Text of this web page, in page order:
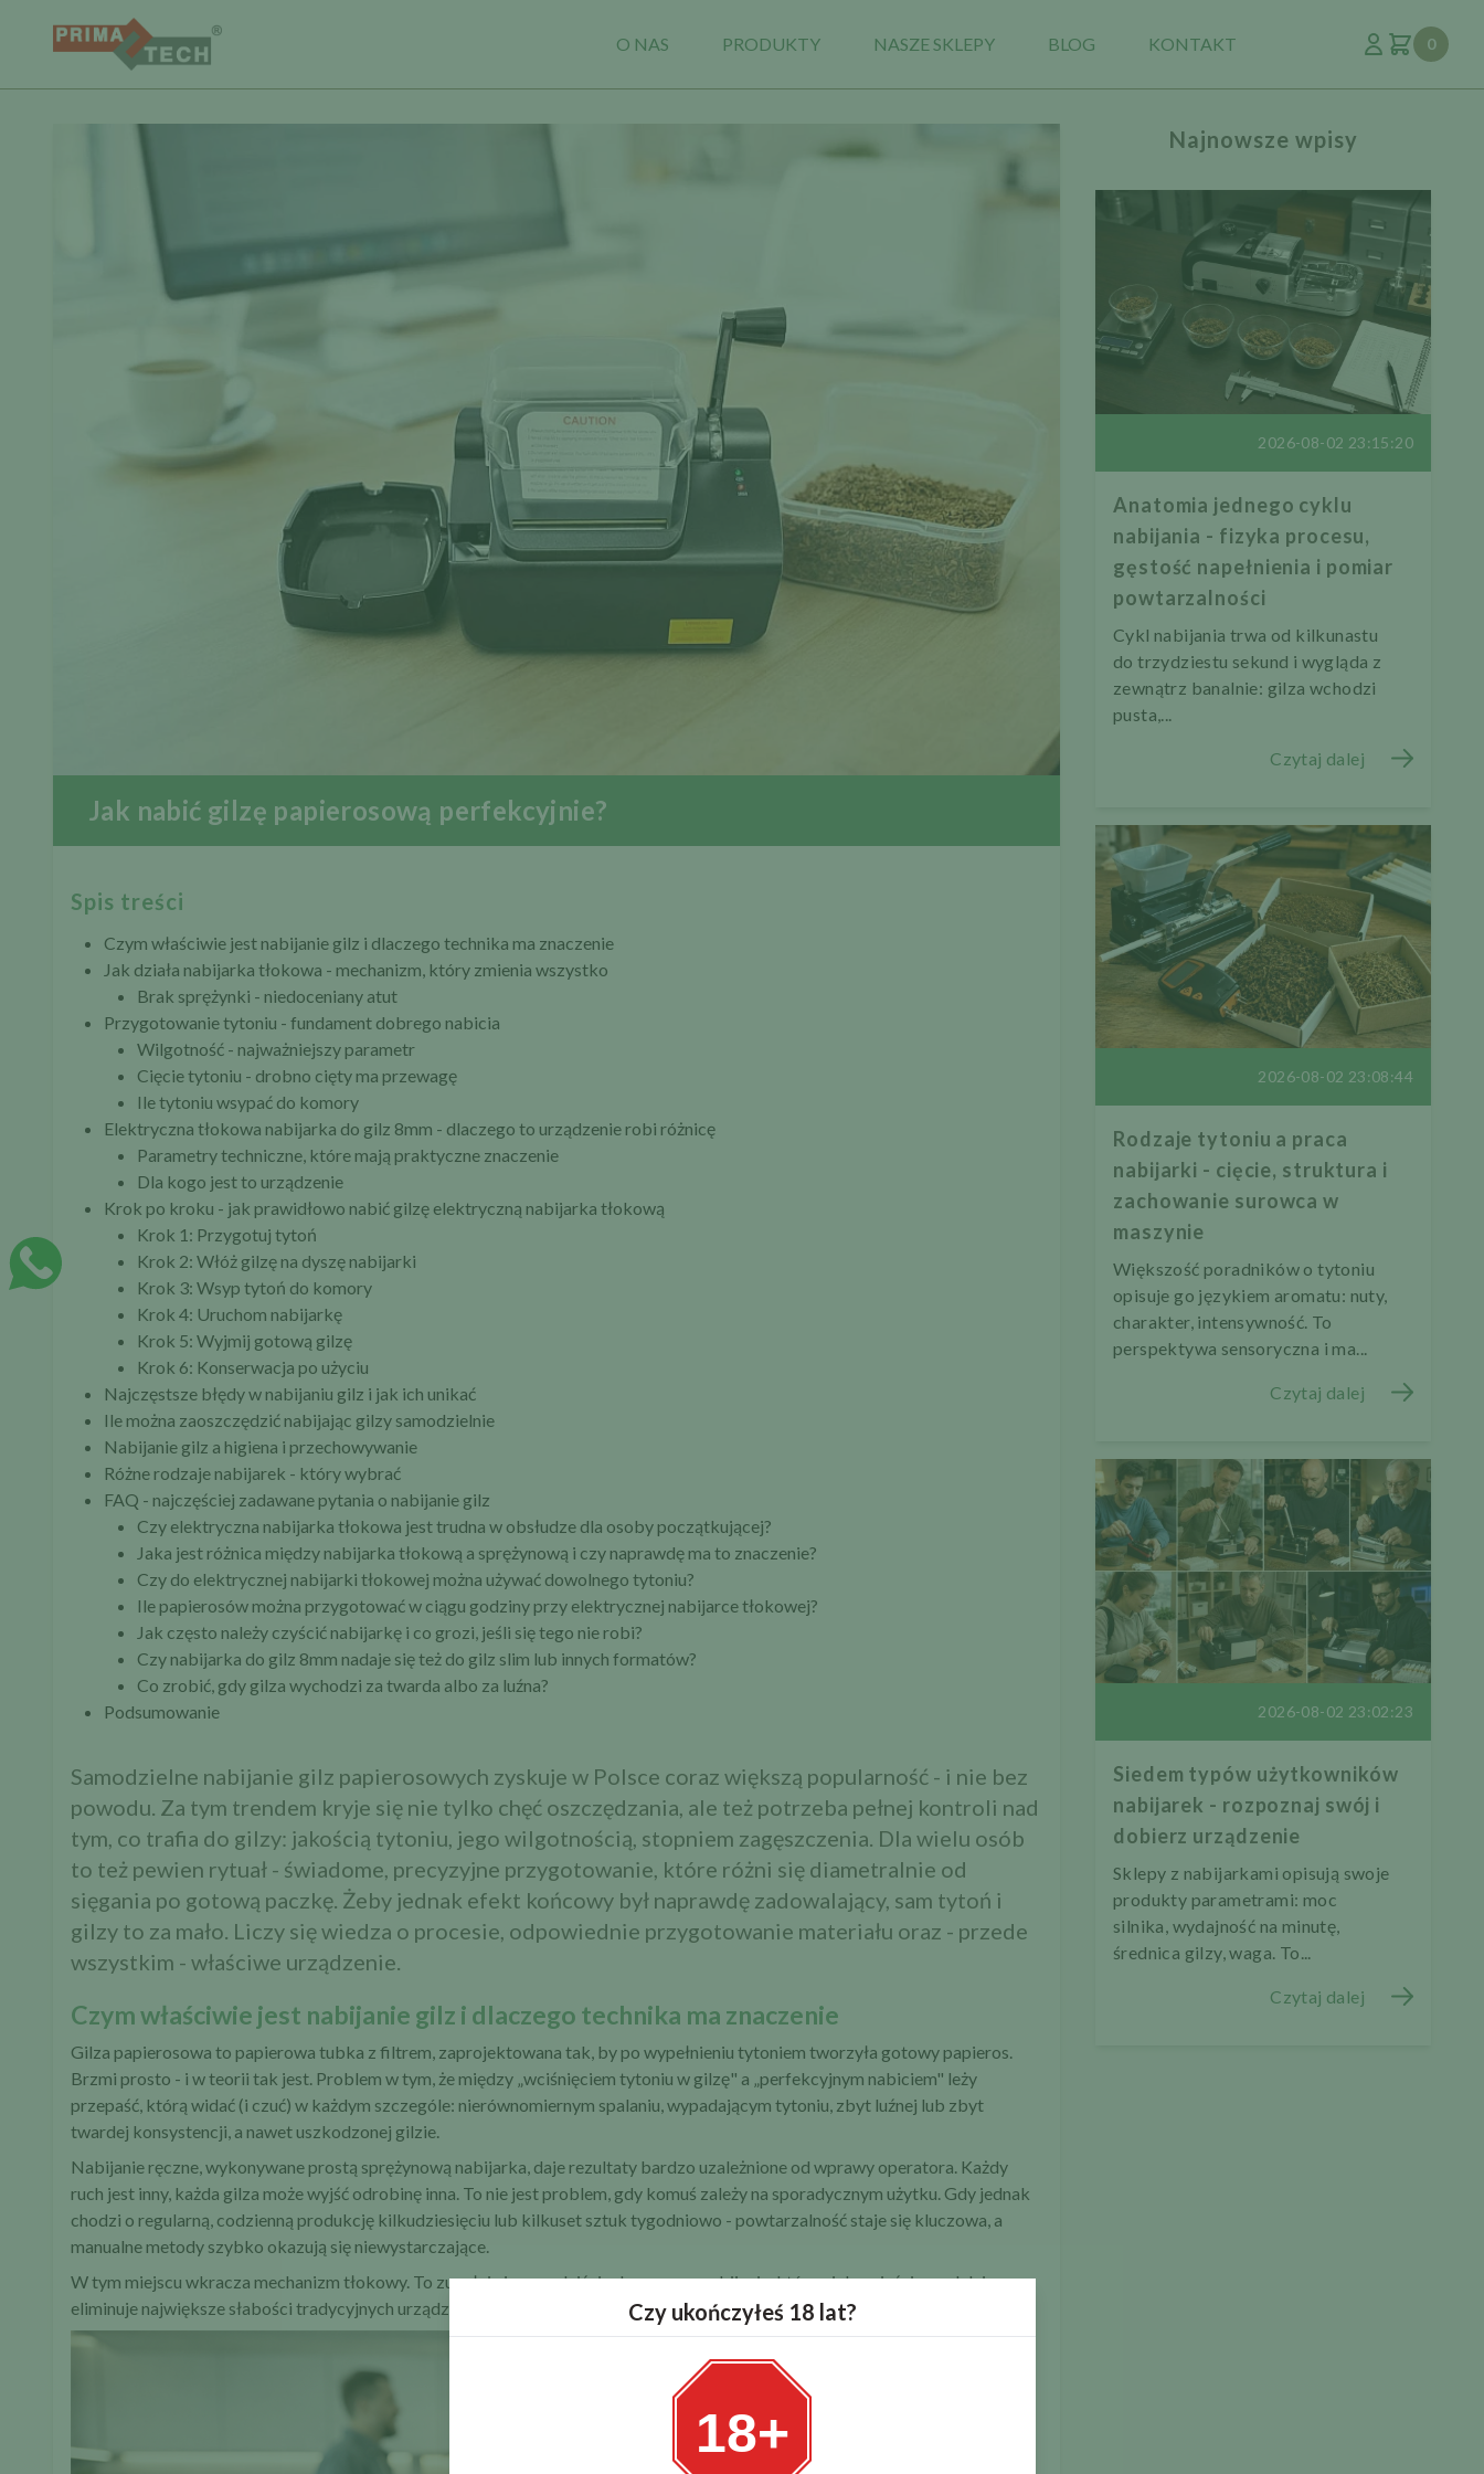
Czy ukończyłeś 18 lat?
18+
O NAS PRODUKTY NASZE SKLEPY BLOG KONTAKT 0
Jak nabić gilzę papierosową perfekcyjnie?
Spis treści
Czym właściwie jest nabijanie gilz i dlaczego technika ma znaczenie
Jak działa nabijarka tłokowa - mechanizm, który zmienia wszystko
Brak sprężynki - niedoceniany atut
Przygotowanie tytoniu - fundament dobrego nabicia
Wilgotność - najważniejszy parametr
Cięcie tytoniu - drobno cięty ma przewagę
Ile tytoniu wsypać do komory
Elektryczna tłokowa nabijarka do gilz 8mm - dlaczego to urządzenie robi różnicę
Parametry techniczne, które mają praktyczne znaczenie
Dla kogo jest to urządzenie
Krok po kroku - jak prawidłowo nabić gilzę elektryczną nabijarka tłokową
Krok 1: Przygotuj tytoń
Krok 2: Włóż gilzę na dyszę nabijarki
Krok 3: Wsyp tytoń do komory
Krok 4: Uruchom nabijarkę
Krok 5: Wyjmij gotową gilzę
Krok 6: Konserwacja po użyciu
Najczęstsze błędy w nabijaniu gilz i jak ich unikać
Ile można zaoszczędzić nabijając gilzy samodzielnie
Nabijanie gilz a higiena i przechowywanie
Różne rodzaje nabijarek - który wybrać
FAQ - najczęściej zadawane pytania o nabijanie gilz
Czy elektryczna nabijarka tłokowa jest trudna w obsłudze dla osoby początkującej?
Jaka jest różnica między nabijarka tłokową a sprężynową i czy naprawdę ma to znaczenie?
Czy do elektrycznej nabijarki tłokowej można używać dowolnego tytoniu?
Ile papierosów można przygotować w ciągu godziny przy elektrycznej nabijarce tłokowej?
Jak często należy czyścić nabijarkę i co grozi, jeśli się tego nie robi?
Czy nabijarka do gilz 8mm nadaje się też do gilz slim lub innych formatów?
Co zrobić, gdy gilza wychodzi za twarda albo za luźna?
Podsumowanie
Samodzielne nabijanie gilz papierosowych zyskuje w Polsce coraz większą popularność - i nie bez
powodu. Za tym trendem kryje się nie tylko chęć oszczędzania, ale też potrzeba pełnej kontroli nad
tym, co trafia do gilzy: jakością tytoniu, jego wilgotnością, stopniem zagęszczenia. Dla wielu osób
to też pewien rytuał - świadome, precyzyjne przygotowanie, które różni się diametralnie od
sięgania po gotową paczkę. Żeby jednak efekt końcowy był naprawdę zadowalający, sam tytoń i
gilzy to za mało. Liczy się wiedza o procesie, odpowiednie przygotowanie materiału oraz - przede
wszystkim - właściwe urządzenie.
Czym właściwie jest nabijanie gilz i dlaczego technika ma znaczenie
Gilza papierosowa to papierowa tubka z filtrem, zaprojektowana tak, by po wypełnieniu tytoniem tworzyła gotowy papieros.
Brzmi prosto - i w teorii tak jest. Problem w tym, że między „wciśnięciem tytoniu w gilzę" a „perfekcyjnym nabiciem" leży
przepaść, którą widać (i czuć) w każdym szczególe: nierównomiernym spalaniu, wypadającym tytoniu, zbyt luźnej lub zbyt
twardej konsystencji, a nawet uszkodzonej gilzie.
Nabijanie ręczne, wykonywane prostą sprężynową nabijarka, daje rezultaty bardzo uzależnione od wprawy operatora. Każdy
ruch jest inny, każda gilza może wyjść odrobinę inna. To nie jest problem, gdy komuś zależy na sporadycznym użytku. Gdy jednak
chodzi o regularną, codzienną produkcję kilkudziesięciu lub kilkuset sztuk tygodniowo - powtarzalność staje się kluczowa, a
manualne metody szybko okazują się niewystarczające.
W tym miejscu wkracza mechanizm tłokowy. To zupełnie inne podejście do procesu nabijania, które - jak wyjaśniamy dalej -
eliminuje największe słabości tradycyjnych urządzeń sprężynowych.
Najnowsze wpisy
2026-08-02 23:15:20
Anatomia jednego cyklu
nabijania - fizyka procesu,
gęstość napełnienia i pomiar
powtarzalności
Cykl nabijania trwa od kilkunastu
do trzydziestu sekund i wygląda z
zewnątrz banalnie: gilza wchodzi
pusta,...
Czytaj dalej
2026-08-02 23:08:44
Rodzaje tytoniu a praca
nabijarki - cięcie, struktura i
zachowanie surowca w
maszynie
Większość poradników o tytoniu
opisuje go językiem aromatu: nuty,
charakter, intensywność. To
perspektywa sensoryczna i ma...
Czytaj dalej
2026-08-02 23:02:23
Siedem typów użytkowników
nabijarek - rozpoznaj swój i
dobierz urządzenie
Sklepy z nabijarkami opisują swoje
produkty parametrami: moc
silnika, wydajność na minutę,
średnica gilzy, waga. To...
Czytaj dalej